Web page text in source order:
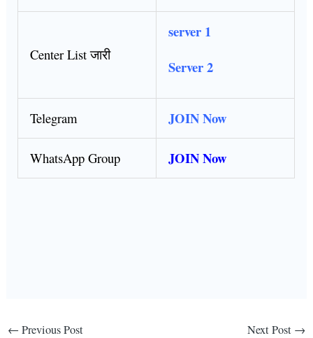
Center List जारी
server 1
Server 2
Telegram JOIN Now
WhatsApp Group JOIN Now
← Previous Post Next Post →